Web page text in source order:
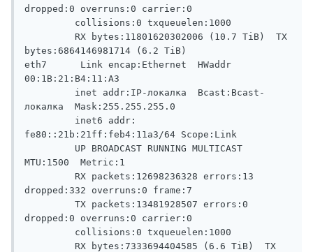
dropped:0 overruns:0 carrier:0
bytes:6864146981714 (6.2 TiB)
eth7      Link encap:Ethernet  HWaddr
00:1B:21:B4:11:A3
локалка  Mask:255.255.255.0
fe80::21b:21ff:feb4:11a3/64 Scope:Link
MTU:1500  Metric:1
dropped:332 overruns:0 frame:7
dropped:0 overruns:0 carrier:0